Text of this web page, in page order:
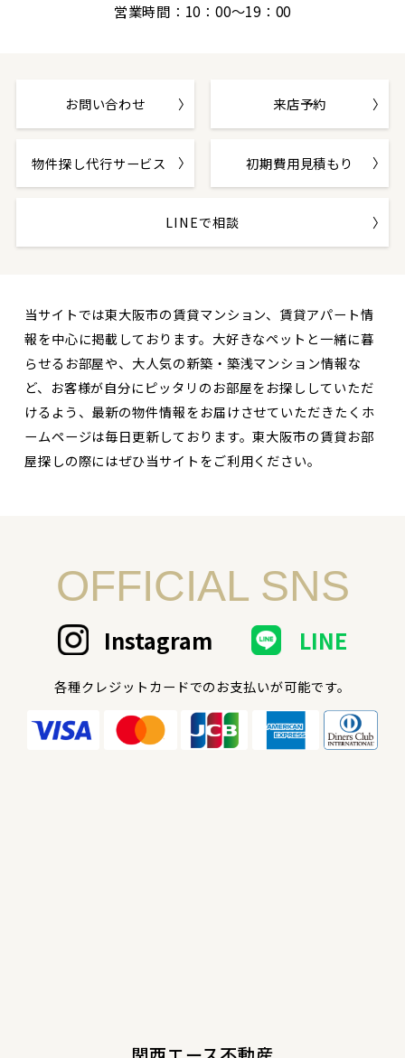
営業時間：10：00～19：00
お問い合わせ 来店予約
物件探し代行サービス 初期費用見積もり
LINEで相談
当サイトでは東大阪市の賃貸マンション、賃貸アパート情
報を中心に掲載しております。大好きなペットと一緒に暮
らせるお部屋や、大人気の新築・築浅マンション情報な
ど、お客様が自分にピッタリのお部屋をお探ししていただ
けるよう、最新の物件情報をお届けさせていただきたくホ
ームページは毎日更新しております。東大阪市の賃貸お部
屋探しの際にはぜひ当サイトをご利用ください。
OFFICIAL SNS
Instagram LINE
各種クレジットカードでのお支払いが可能です。